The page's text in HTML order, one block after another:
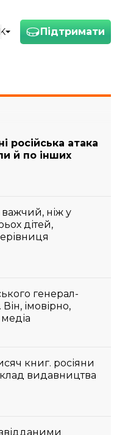
Підтримати
російська атака
й по інших
важчий, ніж у
дітей,
генерал-
імовірно,
книг. росіяни
видавництва